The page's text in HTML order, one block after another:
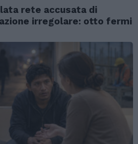
rete accusata di
irregolare: otto fermi